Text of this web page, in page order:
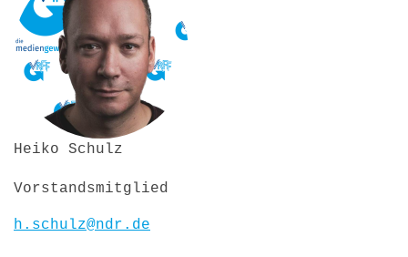
Heiko Schulz
Vorstandsmitglied
h.schulz@ndr.de